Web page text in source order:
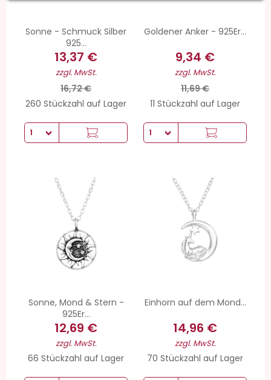
Sonne - Schmuck Silber
925...
13,37 €
zzgl. MwSt.
16,72 €
260 Stückzahl auf Lager
Goldener Anker - 925Er...
9,34 €
zzgl. MwSt.
11,69 €
11 Stückzahl auf Lager
Sonne, Mond & Stern -
925Er...
12,69 €
zzgl. MwSt.
66 Stückzahl auf Lager
Einhorn auf dem Mond...
14,96 €
zzgl. MwSt.
70 Stückzahl auf Lager